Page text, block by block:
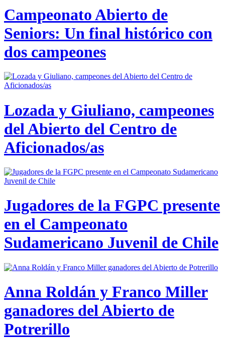
Campeonato Abierto de
Seniors: Un final histórico con
dos campeones
Lozada y Giuliano, campeones
del Abierto del Centro de
Aficionados/as
Jugadores de la FGPC presente
en el Campeonato
Sudamericano Juvenil de Chile
Anna Roldán y Franco Miller
ganadores del Abierto de
Potrerillo